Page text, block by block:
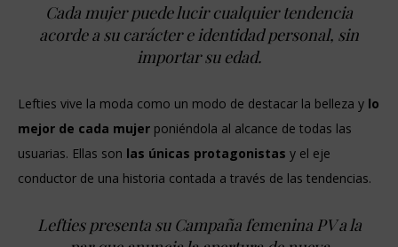
Cada mujer puede lucir cualquier tendencia
acorde a su carácter e identidad personal, sin
importar su edad.
Lefties vive la moda como un modo de destacar la belleza y lo
mejor de cada mujer poniéndola al alcance de todas las
usuarias. Ellas son las únicas protagonistas y el eje
conductor de una historia contada a través de las tendencias.
Lefties presenta su Campaña femenina PV a la